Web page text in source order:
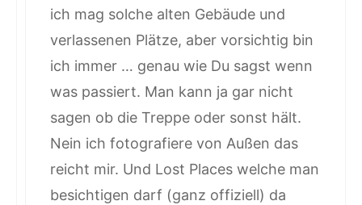
ich mag solche alten Gebäude und
verlassenen Plätze, aber vorsichtig bin
ich immer … genau wie Du sagst wenn
was passiert. Man kann ja gar nicht
sagen ob die Treppe oder sonst hält.
Nein ich fotografiere von Außen das
reicht mir. Und Lost Places welche man
besichtigen darf (ganz offiziell) da